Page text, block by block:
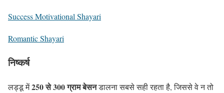
Success Motivational Shayari
Romantic Shayari
निष्कर्ष
लड्डू में250 से 300 ग्राम बेसनडालना सबसे सही रहता है, जिससे वे न तो